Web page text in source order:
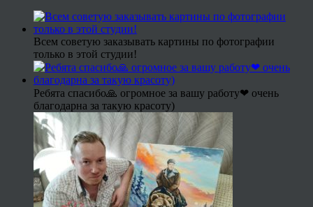
Всем советую заказывать картины по фотографии
только в этой студии!
Ребята спасибо🙏 огромное за вашу работу❤ очень
благодарна за такую красоту)